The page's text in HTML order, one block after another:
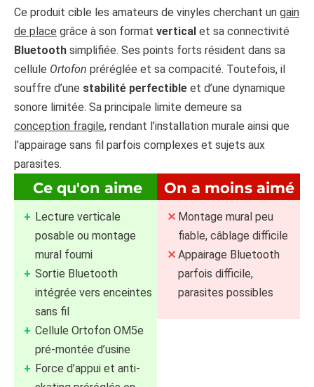
Ce produit cible les amateurs de vinyles cherchant un gain
de place grâce à son format vertical et sa connectivité
Bluetooth simplifiée. Ses points forts résident dans sa
cellule Ortofon préréglée et sa compacité. Toutefois, il
souffre d’une stabilité perfectible et d’une dynamique
sonore limitée. Sa principale limite demeure sa
conception fragile, rendant l’installation murale ainsi que
l’appairage sans fil parfois complexes et sujets aux
parasites.
Ce qu'on aime
Lecture verticale
posable ou montage
mural fourni
Sortie Bluetooth
intégrée vers enceintes
sans fil
Cellule Ortofon OM5e
pré-montée d’usine
Force d’appui et anti-
On a moins aimé
Montage mural peu
fiable, câblage difficile
Appairage Bluetooth
parfois difficile,
parasites possibles